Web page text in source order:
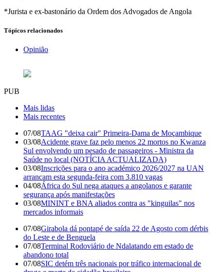
*Jurista e ex-bastonário da Ordem dos Advogados de Angola
Tópicos relacionados
Opinião
PUB
Mais lidas
Mais recentes
07/08TAAG "deixa cair" Primeira-Dama de Moçambique
03/08Acidente grave faz pelo menos 22 mortos no Kwanza
Sul envolvendo um pesado de passageiros - Ministra da
Saúde no local (NOTÍCIA ACTUALIZADA)
03/08Inscrições para o ano académico 2026/2027 na UAN
arrancam esta segunda-feira com 3.810 vagas
04/08África do Sul nega ataques a angolanos e garante
segurança após manifestações
03/08MININT e BNA aliados contra as "kinguilas" nos
mercados informais
07/08Girabola dá pontapé de saída 22 de Agosto com dérbis
do Leste e de Benguela
07/08Terminal Rodoviário de Ndalatando em estado de
abandono total
07/08SIC detém três nacionais por tráfico internacional de